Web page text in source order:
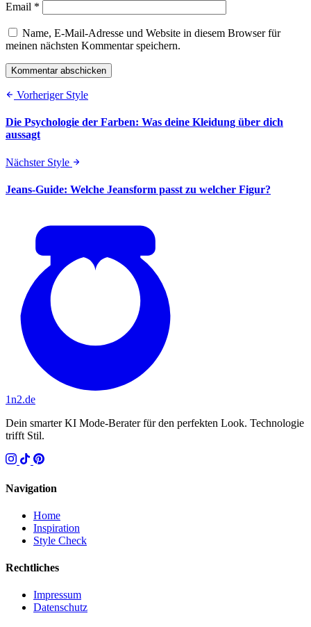
Email *
Name, E-Mail-Adresse und Website in diesem Browser für
meinen nächsten Kommentar speichern.
Vorheriger Style
Die Psychologie der Farben: Was deine Kleidung über dich
aussagt
Nächster Style
Jeans-Guide: Welche Jeansform passt zu welcher Figur?
1n2.de
Dein smarter KI Mode-Berater für den perfekten Look. Technologie
trifft Stil.
Navigation
Home
Inspiration
Style Check
Rechtliches
Impressum
Datenschutz